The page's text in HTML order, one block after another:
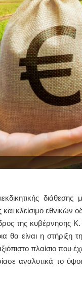
και κλείσιμο
της κυβέρνησης
θα είναι η στήριξη
αξιόπιστο πλαίσιο
αναλυτικά το
ΕΙΔΙΚΟΣ